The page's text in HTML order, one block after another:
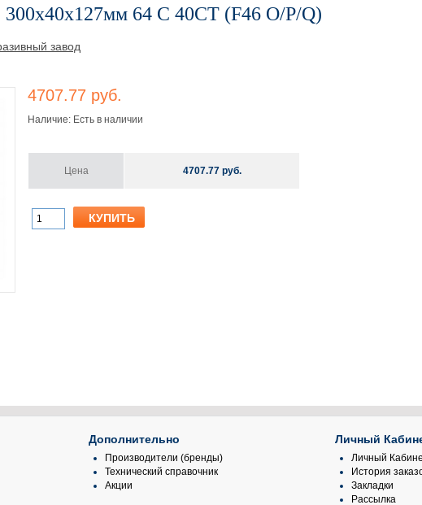
64 С 40СТ (F46 O/P/Q)
завод
4707.77 руб.
Наличие: Есть в наличии
Цена 4707.77 руб.
Дополнительно
Производители (бренды)
Технический справочник
Акции
Личный
Личный
История
Закладки
Рассылка